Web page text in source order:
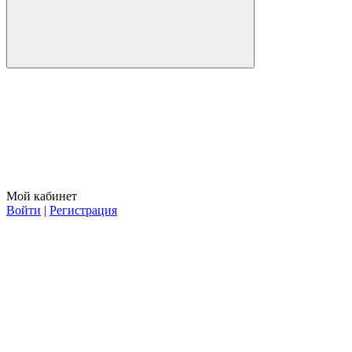
Мой кабинет
Войти | Регистрация